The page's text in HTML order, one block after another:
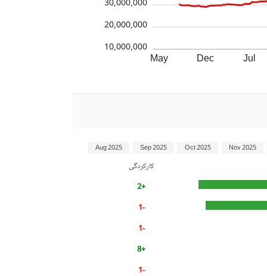
May Dec Jul
10,000,000
20,000,000
30,000,000
کارکردگی
+2
-1
-1
+8
-1
Nov 2025
Oct 2025
Sep 2025
Aug 2025